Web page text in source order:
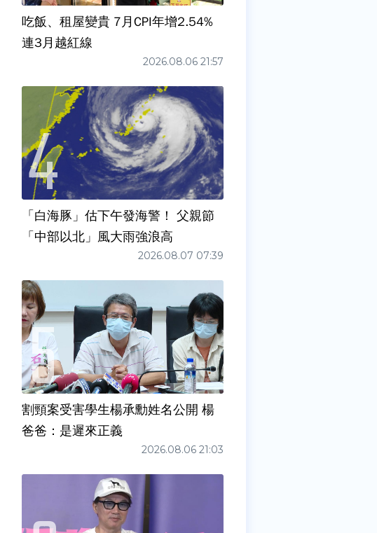
吃飯、租屋變貴 7月CPI年增2.54%
連3月越紅線
2026.08.06 21:57
「白海豚」估下午發海警！ 父親節
「中部以北」風大雨強浪高
2026.08.07 07:39
割頸案受害學生楊承勳姓名公開 楊
爸爸：是遲來正義
2026.08.06 21:03